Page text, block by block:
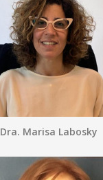
Dra. Marisa Labosky